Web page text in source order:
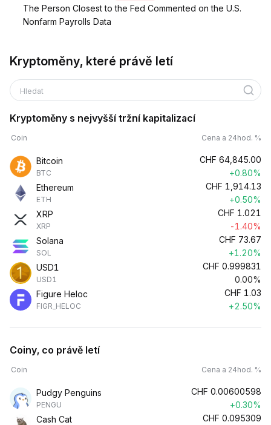
The Person Closest to the Fed Commented on the U.S.
Nonfarm Payrolls Data
Kryptoměny, které právě letí
Hledat
Kryptoměny s nejvyšší tržní kapitalizací
Coin Cena a 24hod. %
Bitcoin
BTC
CHF 64,845.00
+0.80%
Ethereum
ETH
CHF 1,914.13
+0.50%
XRP
XRP
CHF 1.021
-1.40%
Solana
SOL
CHF 73.67
+1.20%
USD1
USD1
CHF 0.999831
0.00%
Figure Heloc
FIGR_HELOC
CHF 1.03
+2.50%
Coiny, co právě letí
Coin Cena a 24hod. %
Pudgy Penguins
PENGU
CHF 0.00600598
+0.30%
Cash Cat
CHF 0.095309